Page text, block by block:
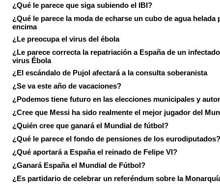
¿Qué le parece que siga subiendo el IBI?
¿Qué le parece la moda de echarse un cubo de agua helada
encima
¿Le preocupa el virus del ébola
¿Le parece correcta la repatriación a España de un
virus Ébola
¿El escándalo de Pujol afectará a la consulta soberanista
¿Se va este año de vacaciones?
¿Podemos tiene futuro en las elecciones municipales y
¿Cree que Messi ha sido realmente el mejor jugador del
¿Quién cree que ganará el Mundial de fútbol?
¿Qué le parece el fondo de pensiones de los eurodiputados?
¿Qué aportará a España el reinado de Felipe VI?
¿Ganará España el Mundial de Fútbol?
¿Es partidario de celebrar un referéndum sobre la